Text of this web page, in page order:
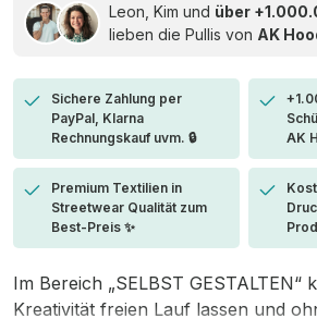
Leon, Kim und über
lieben die Pullis von AK
Sichere Zahlung per
PayPal, Klarna
Rechnungskauf uvm. 🔒
AK
Premium Textilien in
Streetwear Qualität zum
Best-Preis ✨
Im Bereich „SELBST GESTALTEN“
Kreativität freien Lauf lassen und